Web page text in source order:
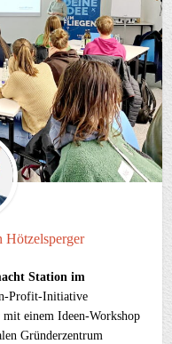
Hötzelsperger
Station im
Profit-Initiative
einem Ideen-Workshop
Gründerzentrum